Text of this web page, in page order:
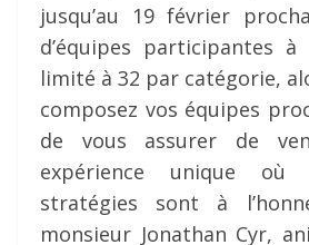
jusqu’au 19 février
d’équipes participantes
limité à 32 par catégorie,
composez vos équipes
de vous assurer de
expérience unique où
stratégies sont à
monsieur Jonathan Cyr,